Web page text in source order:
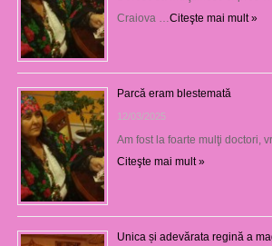
Craiova …Citeşte mai mult »
Parcă eram blestemată
12/03/2025
Am fost la foarte mulţi doctori,
Citeşte mai mult »
Unica și adevărata regină a